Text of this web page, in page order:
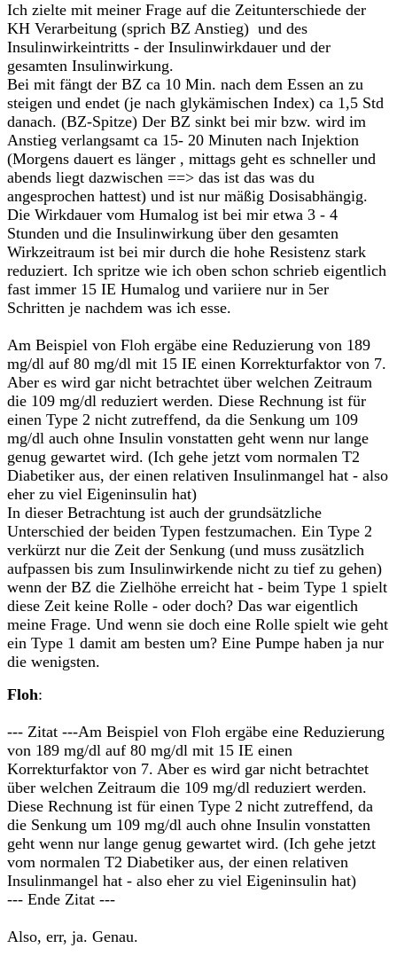
Ich zielte mit meiner Frage auf die Zeitunterschiede der
KH Verarbeitung (sprich BZ Anstieg) und des
Insulinwirkeintritts - der Insulinwirkdauer und der
gesamten Insulinwirkung.
Bei mit fängt der BZ ca 10 Min. nach dem Essen an zu
steigen und endet (je nach glykämischen Index) ca 1,5 Std
danach. (BZ-Spitze) Der BZ sinkt bei mir bzw. wird im
Anstieg verlangsamt ca 15- 20 Minuten nach Injektion
(Morgens dauert es länger , mittags geht es schneller und
abends liegt dazwischen ==> das ist das was du
angesprochen hattest) und ist nur mäßig Dosisabhängig.
Die Wirkdauer vom Humalog ist bei mir etwa 3 - 4
Stunden und die Insulinwirkung über den gesamten
Wirkzeitraum ist bei mir durch die hohe Resistenz stark
reduziert. Ich spritze wie ich oben schon schrieb eigentlich
fast immer 15 IE Humalog und variiere nur in 5er
Schritten je nachdem was ich esse.
Am Beispiel von Floh ergäbe eine Reduzierung von 189
mg/dl auf 80 mg/dl mit 15 IE einen Korrekturfaktor von 7.
Aber es wird gar nicht betrachtet über welchen Zeitraum
die 109 mg/dl reduziert werden. Diese Rechnung ist für
einen Type 2 nicht zutreffend, da die Senkung um 109
mg/dl auch ohne Insulin vonstatten geht wenn nur lange
genug gewartet wird. (Ich gehe jetzt vom normalen T2
Diabetiker aus, der einen relativen Insulinmangel hat - also
eher zu viel Eigeninsulin hat)
In dieser Betrachtung ist auch der grundsätzliche
Unterschied der beiden Typen festzumachen. Ein Type 2
verkürzt nur die Zeit der Senkung (und muss zusätzlich
aufpassen bis zum Insulinwirkende nicht zu tief zu gehen)
wenn der BZ die Zielhöhe erreicht hat - beim Type 1 spielt
diese Zeit keine Rolle - oder doch? Das war eigentlich
meine Frage. Und wenn sie doch eine Rolle spielt wie geht
ein Type 1 damit am besten um? Eine Pumpe haben ja nur
die wenigsten.
Floh:
--- Zitat ---Am Beispiel von Floh ergäbe eine Reduzierung
von 189 mg/dl auf 80 mg/dl mit 15 IE einen
Korrekturfaktor von 7. Aber es wird gar nicht betrachtet
über welchen Zeitraum die 109 mg/dl reduziert werden.
Diese Rechnung ist für einen Type 2 nicht zutreffend, da
die Senkung um 109 mg/dl auch ohne Insulin vonstatten
geht wenn nur lange genug gewartet wird. (Ich gehe jetzt
vom normalen T2 Diabetiker aus, der einen relativen
Insulinmangel hat - also eher zu viel Eigeninsulin hat)
--- Ende Zitat ---
Also, err, ja. Genau.